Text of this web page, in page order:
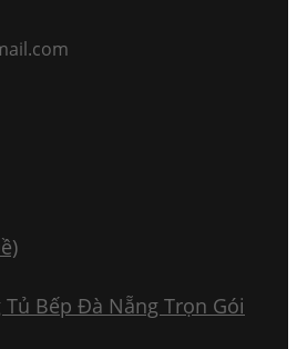
Tủ Bếp Đà Nẵng Trọn Gói